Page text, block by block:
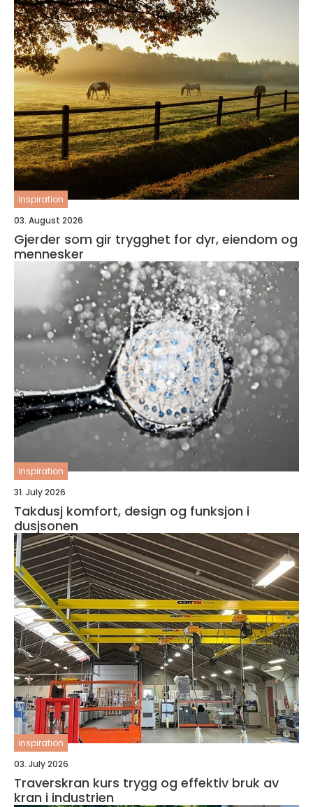
inspiration
03. August 2026
Gjerder som gir trygghet for dyr, eiendom og
mennesker
inspiration
31. July 2026
Takdusj komfort, design og funksjon i
dusjsonen
inspiration
03. July 2026
Traverskran kurs trygg og effektiv bruk av
kran i industrien